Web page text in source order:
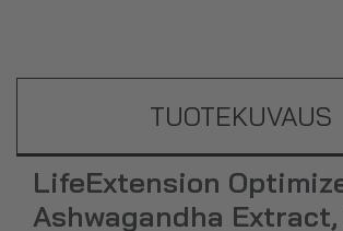
TUOTEKUVAUS
LifeExtension
Ashwagandha